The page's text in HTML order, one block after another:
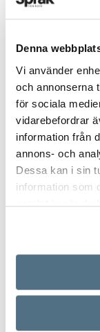
Denna
Vi använder
och annonserna
för sociala
vidarebefordrar
information från
annons- och
Dessa kan i sin
information som
samlat in när du
PUBLICERAD